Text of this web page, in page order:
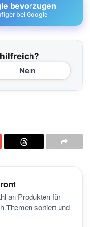
bevorzugen
bei Google
Nein
an Produkten für
Themen sortiert und